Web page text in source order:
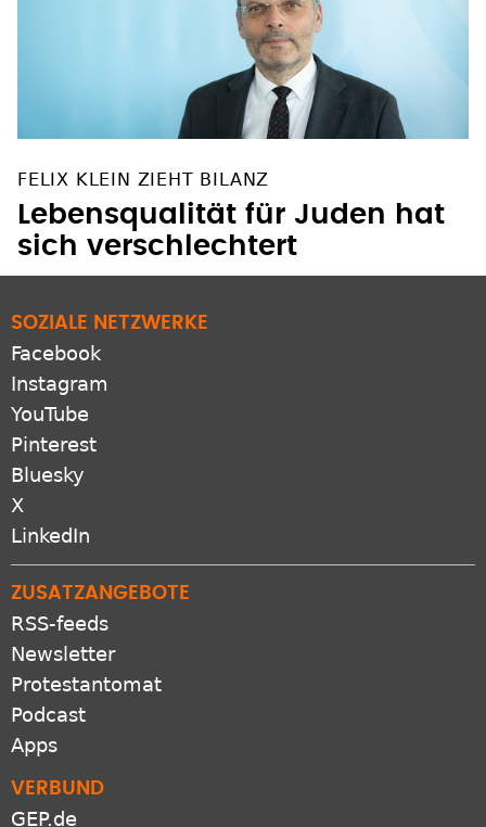
FELIX KLEIN ZIEHT BILANZ
Lebensqualität für Juden hat
sich verschlechtert
SOZIALE NETZWERKE
Facebook
Instagram
YouTube
Pinterest
Bluesky
X
LinkedIn
ZUSATZANGEBOTE
RSS-feeds
Newsletter
Protestantomat
Podcast
Apps
VERBUND
GEP.de